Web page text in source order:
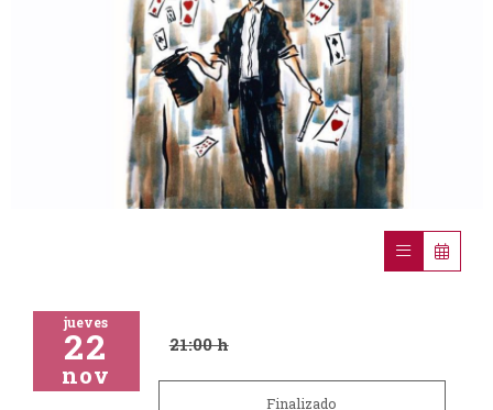
jueves
22
nov
21:00 h
Finalizado